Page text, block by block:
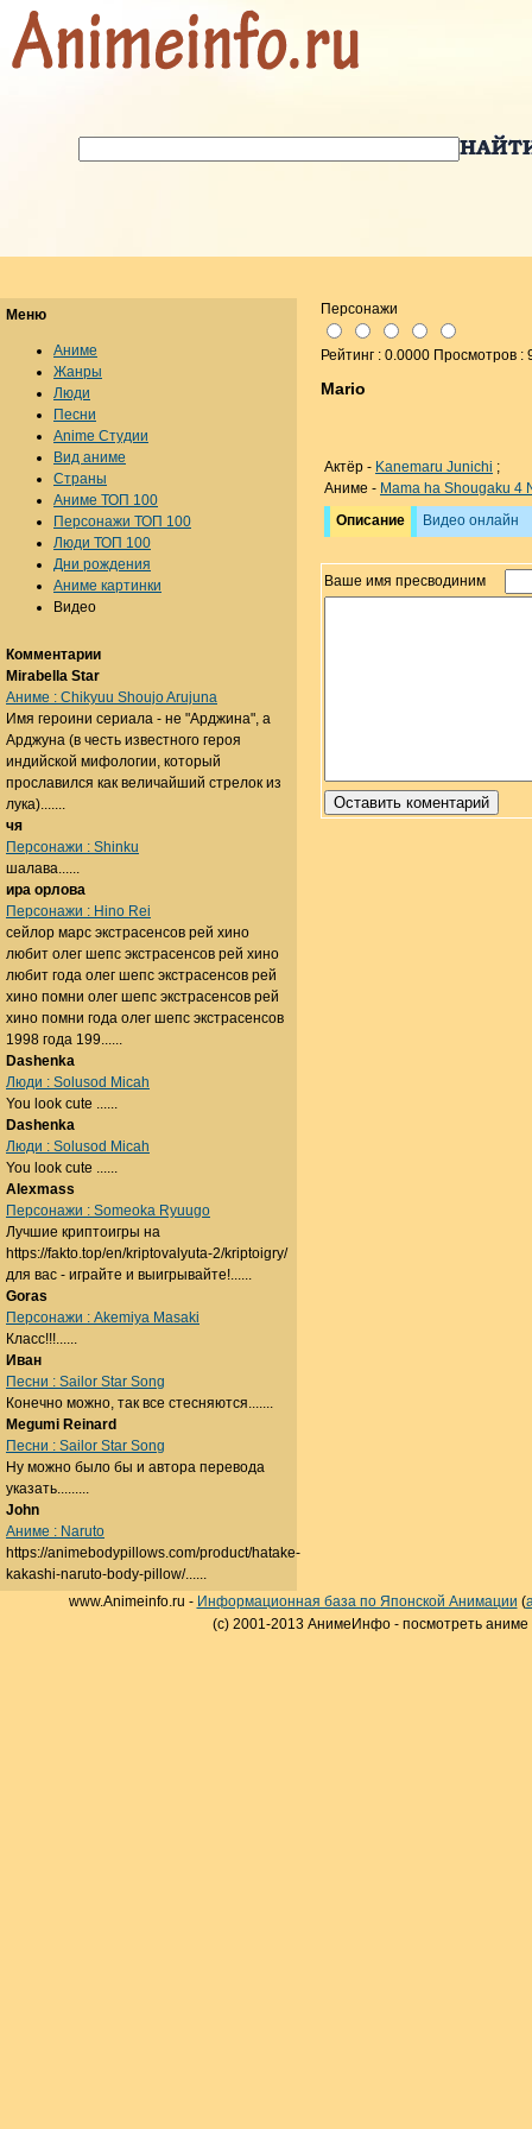
Персонажи
Рейтинг : 0.0000 Просмотров :
Mario
Актёр - Kanemaru Junichi ;
Аниме - Mama ha Shougaku 4
Описание
Видео онлайн
Ваше имя пресводиним
Меню
Аниме
Жанры
Люди
Песни
Anime Студии
Вид аниме
Страны
Аниме ТОП 100
Персонажи ТОП 100
Люди ТОП 100
Дни рождения
Аниме картинки
Видео
Комментарии
Mirabella Star
Аниме : Chikyuu Shoujo Arujuna
Имя героини сериала - не "Арджина", а
Арджуна (в честь известного героя
индийской мифологии, который
прославился как величайший стрелок из
лука).......
чя
Персонажи : Shinku
шалава......
ира орлова
Персонажи : Hino Rei
сейлор марс экстрасенсов рей хино
любит олег шепс экстрасенсов рей хино
любит года олег шепс экстрасенсов рей
хино помни олег шепс экстрасенсов рей
хино помни года олег шепс экстрасенсов
1998 года 199......
Dashenka
Люди : Solusod Micah
You look cute ......
Dashenka
Люди : Solusod Micah
You look cute ......
Alexmass
Персонажи : Someoka Ryuugo
Лучшие криптоигры на
https://fakto.top/en/kriptovalyuta-2/kriptoigry/
для вас - играйте и выигрывайте!......
Goras
Персонажи : Akemiya Masaki
Класс!!!......
Иван
Песни : Sailor Star Song
Конечно можно, так все стесняются.......
Megumi Reinard
Песни : Sailor Star Song
Ну можно было бы и автора перевода
указать.........
John
Аниме : Naruto
https://animebodypillows.com/product/hatake-
kakashi-naruto-body-pillow/......
www.Animeinfo.ru - Информационная база по Японской Анимации (
(c) 2001-2013 АнимеИнфо - посмотреть аниме